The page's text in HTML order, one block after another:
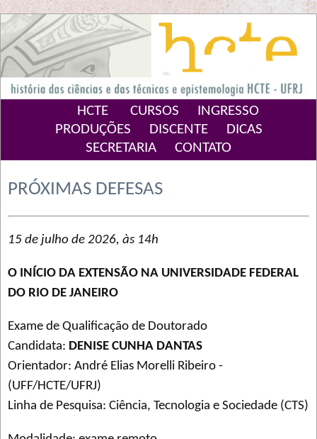
HCTE CURSOS
INGRESSO
PRODUÇÕES
DISCENTE
DICAS
SECRETARIA
CONTATO
PRÓXIMAS DEFESAS
15 de julho de 2026, às 14h
O INÍCIO DA EXTENSÃO NA UNIVERSIDADE FEDERAL
DO RIO DE JANEIRO
Exame de Qualificação de Doutorado
Candidata: DENISE CUNHA DANTAS
Orientador: André Elias Morelli Ribeiro -
(UFF/HCTE/UFRJ)
Linha de Pesquisa: Ciência, Tecnologia e Sociedade (CTS)